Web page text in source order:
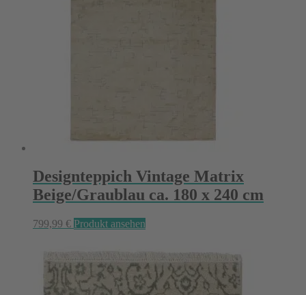
Designteppich Vintage Matrix
Beige/Graublau ca. 180 x 240 cm
799,99 € Produkt ansehen